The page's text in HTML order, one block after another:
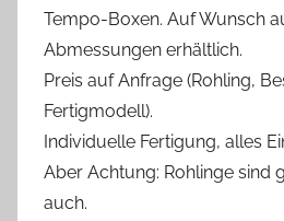
Tempo-Boxen. Auf Wunsch
Abmessungen erhältlich.
Preis auf Anfrage (Rohling,
Fertigmodell).
Individuelle Fertigung, alles
Aber Achtung: Rohlinge sind
auch.